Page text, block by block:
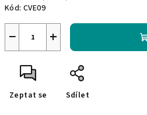
Kód: CVE09
+
−
Zeptat se Sdílet